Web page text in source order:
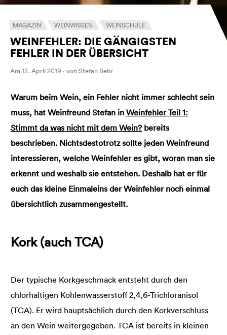
MAGAZIN WEINWISSEN WEINSCHULE
WEINFEHLER: DIE GÄNGIGSTEN
FEHLER IN DER ÜBERSICHT
Am 12. April 2019 · von Stefan Behr
Warum beim Wein, ein Fehler nicht immer schlecht sein
muss, hat Weinfreund Stefan in Weinfehler Teil 1:
Stimmt da was nicht mit dem Wein?bereits
beschrieben. Nichtsdestotrotz sollte jeden Weinfreund
interessieren, welche Weinfehler es gibt, woran man sie
erkennt und weshalb sie entstehen. Deshalb hat er für
euch das kleine Einmaleins der Weinfehler noch einmal
übersichtlich zusammengestellt.
Kork (auch TCA)
Der typische Korkgeschmack entsteht durch den
chlorhaltigen Kohlenwasserstoff 2,4,6-Trichloranisol
(TCA). Er wird hauptsächlich durch den Korkverschluss
an den Wein weitergegeben. TCA ist bereits in kleinen